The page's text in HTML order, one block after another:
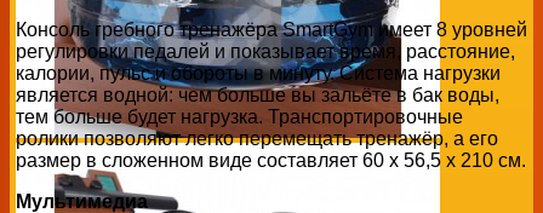
Консоль гребного тренажёра SmartGym имеет 8 уровней
регулировки педалей и показывает время, расстояние,
калории, пульс и обороты в минуту. Система нагрузки
является водной: чем больше вы зальёте в бак воды,
тем больше будет нагрузка. Транспортировочные
ролики позволяют легко перемещать тренажёр, а его
размер в сложенном виде составляет 60 x 56,5 x 210 см.
Мультимедиа